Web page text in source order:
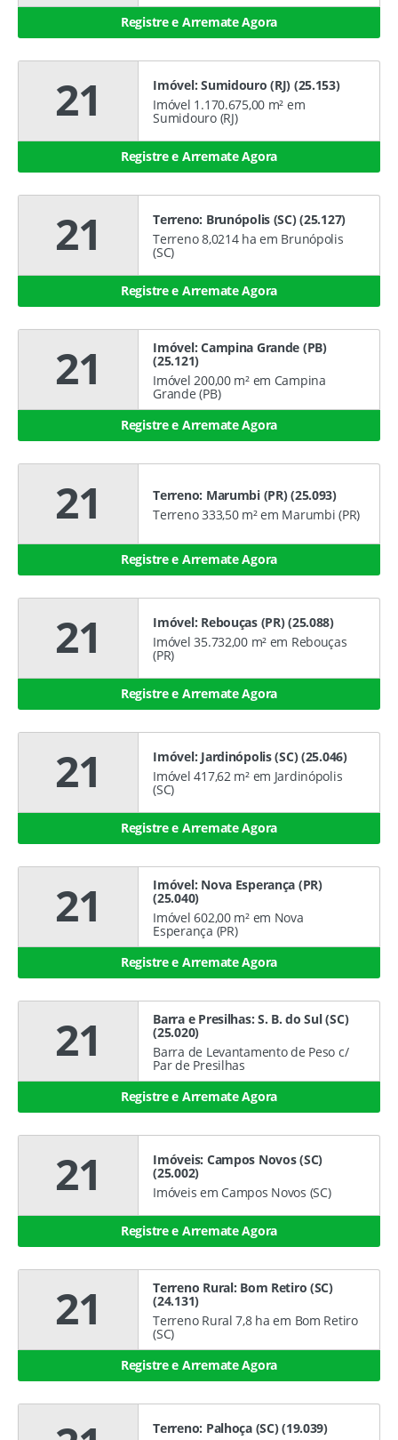
Registre e Arremate Agora
21
Imóvel: Sumidouro (RJ) (25.153)
Imóvel 1.170.675,00 m² em
Sumidouro (RJ)
Registre e Arremate Agora
21
Terreno: Brunópolis (SC) (25.127)
Terreno 8,0214 ha em Brunópolis
(SC)
Registre e Arremate Agora
21 Imóvel: Campina Grande (PB)
(25.121)
Imóvel 200,00 m² em Campina
Grande (PB)
Registre e Arremate Agora
21
Terreno: Marumbi (PR) (25.093)
Terreno 333,50 m² em Marumbi (PR)
Registre e Arremate Agora
21
Imóvel: Rebouças (PR) (25.088)
Imóvel 35.732,00 m² em Rebouças
(PR)
Registre e Arremate Agora
21
Imóvel: Jardinópolis (SC) (25.046)
Imóvel 417,62 m² em Jardinópolis
(SC)
Registre e Arremate Agora
21 Imóvel: Nova Esperança (PR)
(25.040)
Imóvel 602,00 m² em Nova
Esperança (PR)
Registre e Arremate Agora
21 Barra e Presilhas: S. B. do Sul (SC)
(25.020)
Barra de Levantamento de Peso c/
Par de Presilhas
Registre e Arremate Agora
21 Imóveis: Campos Novos (SC)
(25.002)
Imóveis em Campos Novos (SC)
Registre e Arremate Agora
21 Terreno Rural: Bom Retiro (SC)
(24.131)
Terreno Rural 7,8 ha em Bom Retiro
(SC)
Registre e Arremate Agora
Terreno: Palhoça (SC) (19.039)